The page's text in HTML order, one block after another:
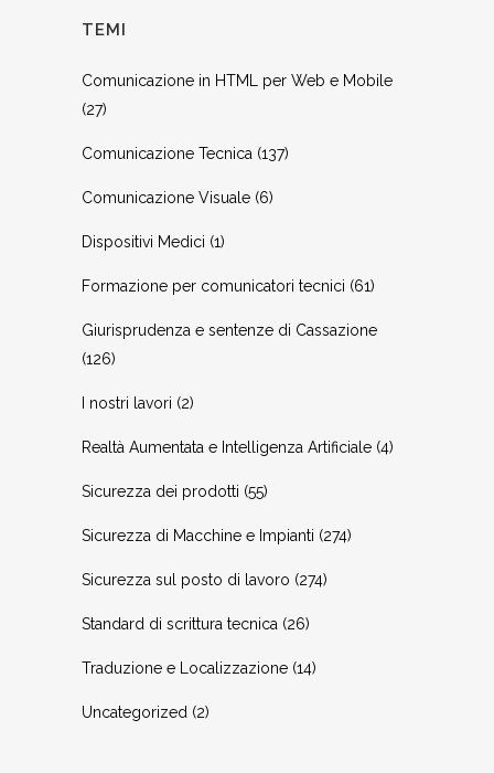
TEMI
Comunicazione in HTML per Web e Mobile
(27)
Comunicazione Tecnica (137)
Comunicazione Visuale (6)
Dispositivi Medici (1)
Formazione per comunicatori tecnici (61)
Giurisprudenza e sentenze di Cassazione
(126)
I nostri lavori (2)
Realtà Aumentata e Intelligenza Artificiale (4)
Sicurezza dei prodotti (55)
Sicurezza di Macchine e Impianti (274)
Sicurezza sul posto di lavoro (274)
Standard di scrittura tecnica (26)
Traduzione e Localizzazione (14)
Uncategorized (2)